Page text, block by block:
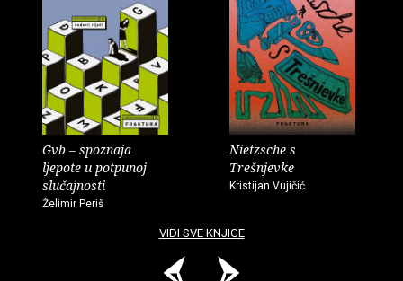
Gvb – spoznaja
ljepote u potpunoj
slučajnosti
Želimir Periš
Nietzsche s
Trešnjevke
Kristijan Vujičić
VIDI SVE KNJIGE